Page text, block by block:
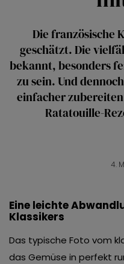
Die französische
geschätzt. Die
bekannt, besonders
zu sein. Und
einfacher
Ratatouille-
4.
Eine leichte
Klassikers
Das typische Foto vom
das Gemüse in perfekt